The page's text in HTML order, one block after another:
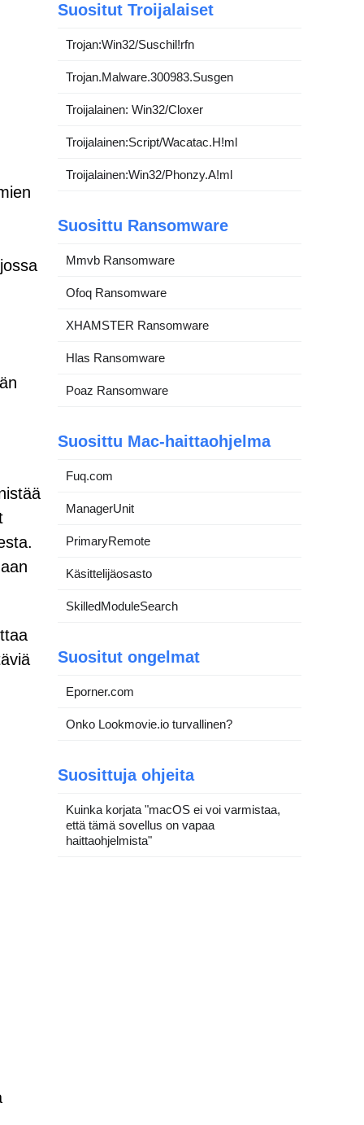
Suositut Troijalaiset
Trojan:Win32/Suschil!rfn
Trojan.Malware.300983.Susgen
Troijalainen: Win32/Cloxer
Troijalainen:Script/Wacatac.H!ml
Troijalainen:Win32/Phonzy.A!ml
Suosittu Ransomware
Mmvb Ransomware
Ofoq Ransomware
XHAMSTER Ransomware
Hlas Ransomware
Poaz Ransomware
Suosittu Mac-haittaohjelma
Fuq.com
ManagerUnit
PrimaryRemote
Käsittelijäosasto
SkilledModuleSearch
Suositut ongelmat
Eporner.com
Onko Lookmovie.io turvallinen?
Suosittuja ohjeita
Kuinka korjata "macOS ei voi varmistaa,
että tämä sovellus on vapaa
haittaohjelmista"